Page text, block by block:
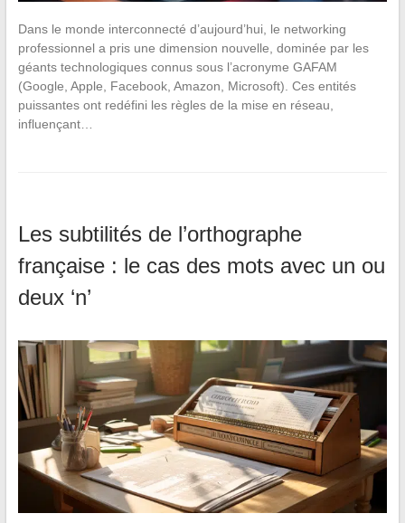
Dans le monde interconnecté d’aujourd’hui, le networking
professionnel a pris une dimension nouvelle, dominée par les
géants technologiques connus sous l’acronyme GAFAM
(Google, Apple, Facebook, Amazon, Microsoft). Ces entités
puissantes ont redéfini les règles de la mise en réseau,
influençant…
Les subtilités de l’orthographe
française : le cas des mots avec un ou
deux ‘n’